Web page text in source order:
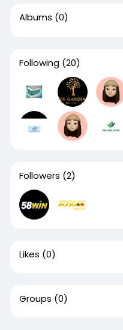
Albums (0)
Following (20)
Followers (2)
Likes (0)
Groups (0)